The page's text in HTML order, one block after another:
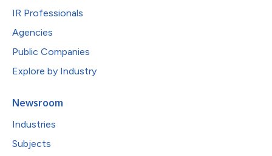
IR Professionals
Agencies
Public Companies
Explore by Industry
Newsroom
Industries
Subjects